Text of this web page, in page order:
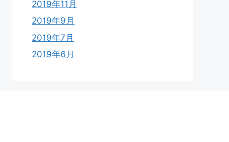
2019年11月
2019年9月
2019年7月
2019年6月